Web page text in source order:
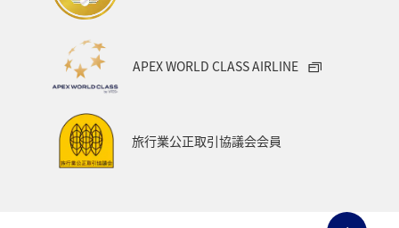
対象サ
ービス
* 国内ツアーに限ります。
* 航空券のみ、ANAトラベラーズ ホテ
ル、レンタカー、 アクティビティの
ん。
対象路
線
泊地
対象路
線
泊地
APEX WORLD CLASS AIRLINE
旅行業公正取引協議会会員